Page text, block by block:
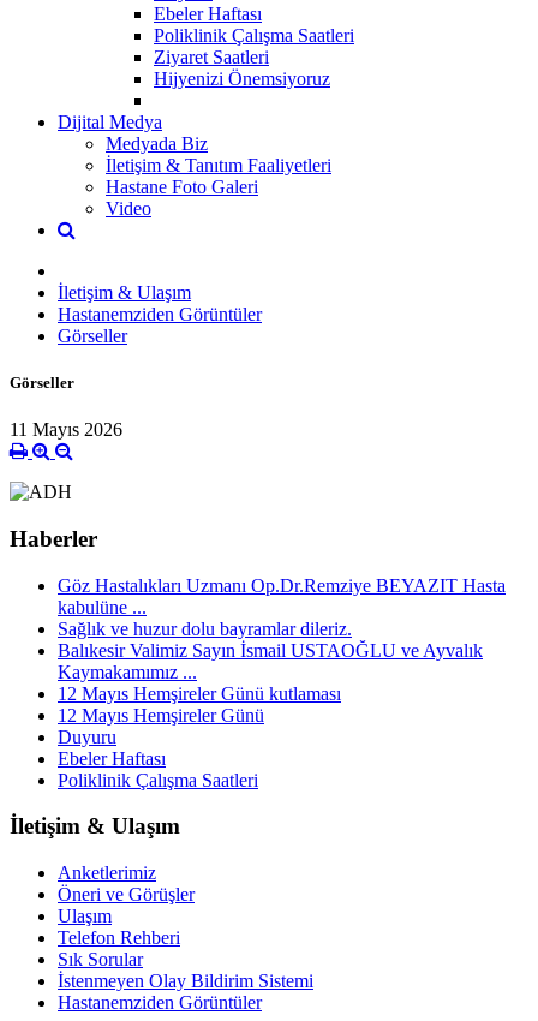
Ebeler Haftası
Poliklinik Çalışma Saatleri
Ziyaret Saatleri
Hijyenizi Önemsiyoruz
Dijital Medya
Medyada Biz
İletişim & Tanıtım Faaliyetleri
Hastane Foto Galeri
Video
İletişim & Ulaşım
Hastanemziden Görüntüler
Görseller
Görseller
11 Mayıs 2026
Haberler
Göz Hastalıkları Uzmanı Op.Dr.Remziye BEYAZIT Hasta
kabulüne ...
Sağlık ve huzur dolu bayramlar dileriz.
Balıkesir Valimiz Sayın İsmail USTAOĞLU ve Ayvalık
Kaymakamımız ...
12 Mayıs Hemşireler Günü kutlaması
12 Mayıs Hemşireler Günü
Duyuru
Ebeler Haftası
Poliklinik Çalışma Saatleri
İletişim & Ulaşım
Anketlerimiz
Öneri ve Görüşler
Ulaşım
Telefon Rehberi
Sık Sorular
İstenmeyen Olay Bildirim Sistemi
Hastanemziden Görüntüler